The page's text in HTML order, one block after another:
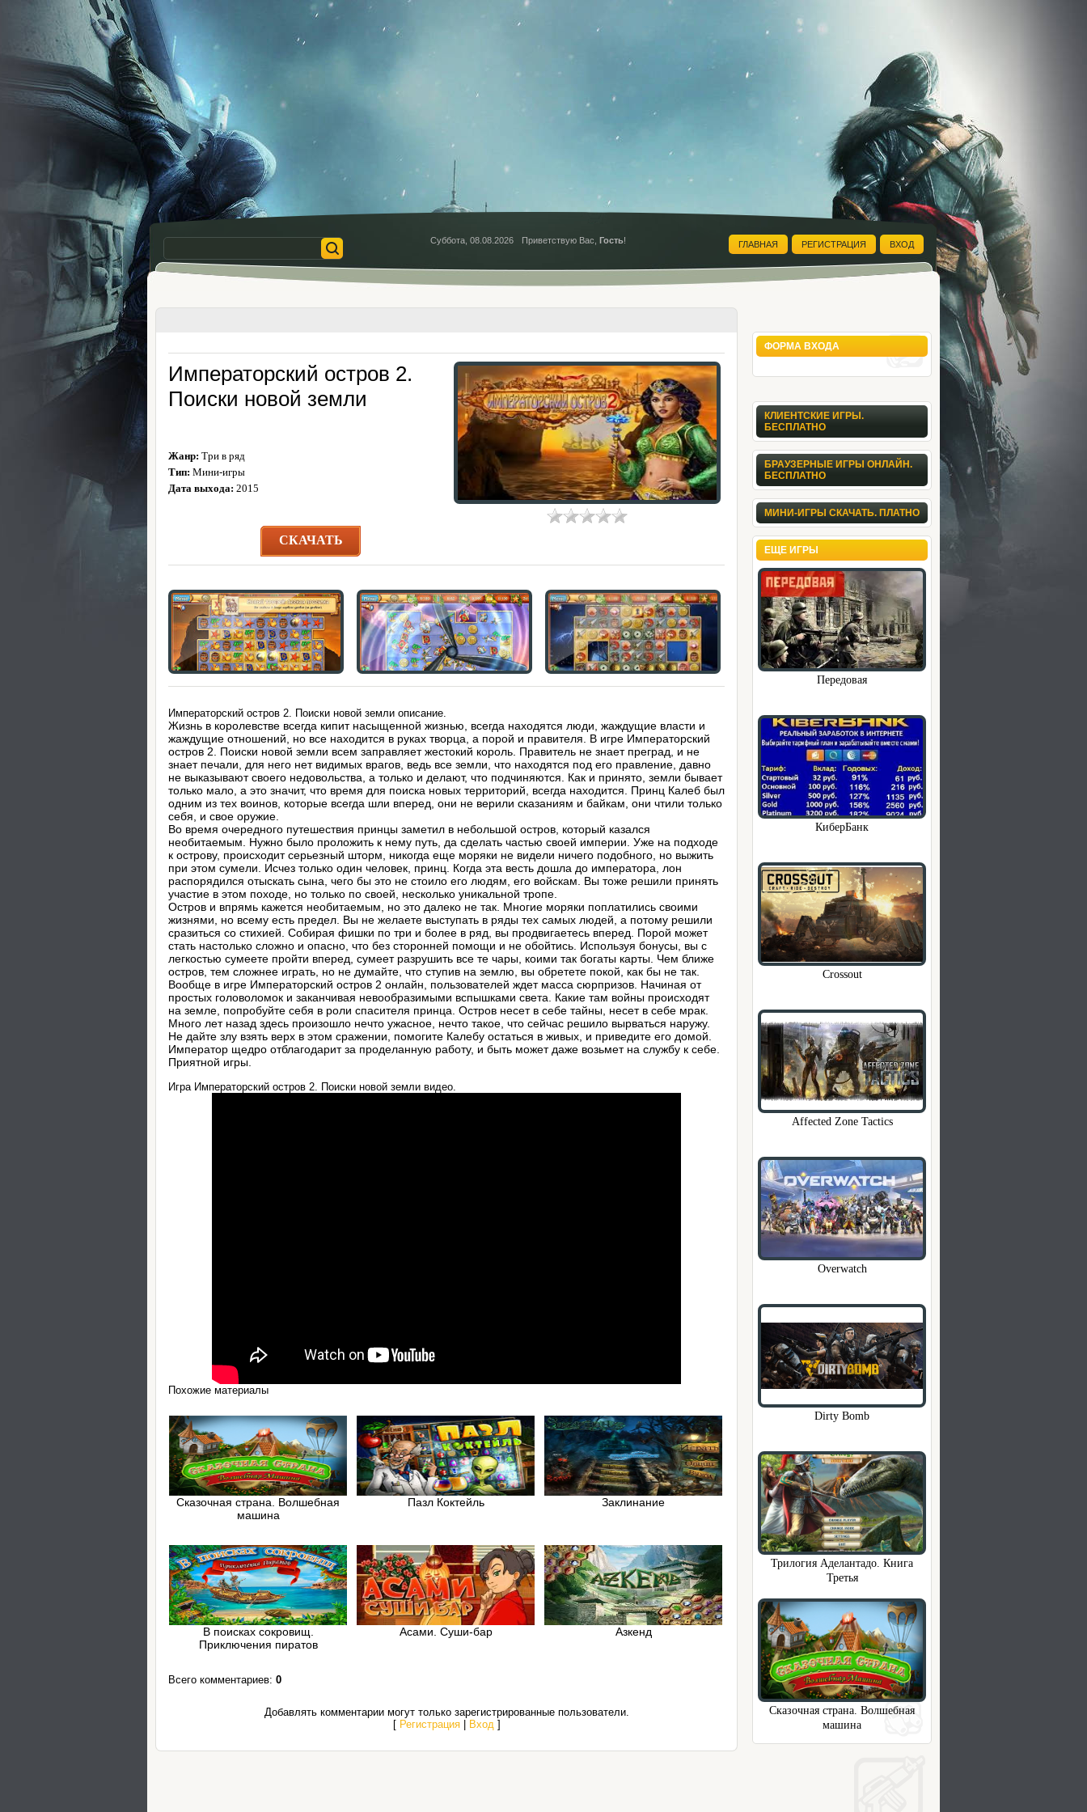
Суббота, 08.08.2026 Приветствую Вас ,Гость! ГЛАВНАЯ РЕГИСТРАЦИЯ ВХОД
Императорский остров 2.
Поиски новой земли
Жанр: Три в ряд
Тип: Мини-игры
Дата выхода: 2015
СКАЧАТЬ
Императорский остров 2. Поиски новой земли описание.
Жизнь в королевстве всегда кипит насыщенной жизнью, всегда находятся люди, жаждущие власти и
жаждущие отношений, но все находится в руках творца, а порой и правителя. В игре Императорский
остров 2. Поиски новой земли всем заправляет жестокий король. Правитель не знает преград, и не
знает печали, для него нет видимых врагов, ведь все земли, что находятся под его правление, давно
не выказывают своего недовольства, а только и делают, что подчиняются. Как и принято, земли бывает
только мало, а это значит, что время для поиска новых территорий, всегда находится. Принц Калеб был
одним из тех воинов, которые всегда шли вперед, они не верили сказаниям и байкам, они чтили только
себя, и свое оружие.
Во время очередного путешествия принцы заметил в небольшой остров, который казался
необитаемым. Нужно было проложить к нему путь, да сделать частью своей империи. Уже на подходе
к острову, происходит серьезный шторм, никогда еще моряки не видели ничего подобного, но выжить
при этом сумели. Исчез только один человек, принц. Когда эта весть дошла до императора, лон
распорядился отыскать сына, чего бы это не стоило его людям, его войскам. Вы тоже решили принять
участие в этом походе, но только по своей, несколько уникальной тропе.
Остров и впрямь кажется необитаемым, но это далеко не так. Многие моряки поплатились своими
жизнями, но всему есть предел. Вы не желаете выступать в ряды тех самых людей, а потому решили
сразиться со стихией. Собирая фишки по три и более в ряд, вы продвигаетесь вперед. Порой может
стать настолько сложно и опасно, что без сторонней помощи и не обойтись. Используя бонусы, вы с
легкостью сумеете пройти вперед, сумеет разрушить все те чары, коими так богаты карты. Чем ближе
остров, тем сложнее играть, но не думайте, что ступив на землю, вы обретете покой, как бы не так.
Вообще в игре Императорский остров 2 онлайн, пользователей ждет масса сюрпризов. Начиная от
простых головоломок и заканчивая невообразимыми вспышками света. Какие там войны происходят
на земле, попробуйте себя в роли спасителя принца. Остров несет в себе тайны, несет в себе мрак.
Много лет назад здесь произошло нечто ужасное, нечто такое, что сейчас решило вырваться наружу.
Не дайте злу взять верх в этом сражении, помогите Калебу остаться в живых, и приведите его домой.
Император щедро отблагодарит за проделанную работу, и быть может даже возьмет на службу к себе.
Приятной игры.
Игра Императорский остров 2. Поиски новой земли видео.
Похожие материалы
Сказочная страна. Волшебная
машина
Пазл Коктейль Заклинание
В поисках сокровищ.
Приключения пиратов
Асами. Суши-бар Азкенд
Всего комментариев: 0
Добавлять комментарии могут только зарегистрированные пользователи.
[ Регистрация| Вход]
ФОРМА ВХОДА
КЛИЕНТСКИЕ ИГРЫ.
БЕСПЛАТНО
БРАУЗЕРНЫЕ ИГРЫ ОНЛАЙН.
БЕСПЛАТНО
МИНИ-ИГРЫ СКАЧАТЬ. ПЛАТНО
ЕЩЕ ИГРЫ
Передовая
КиберБанк
Crossout
Affected Zone Tactics
Overwatch
Dirty Bomb
Трилогия Аделантадо. Книга
Третья
Сказочная страна. Волшебная
машина